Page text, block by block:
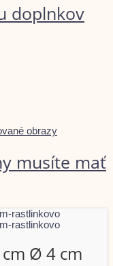
doplnkov
obrazy
musíte mať
Ø 4 cm